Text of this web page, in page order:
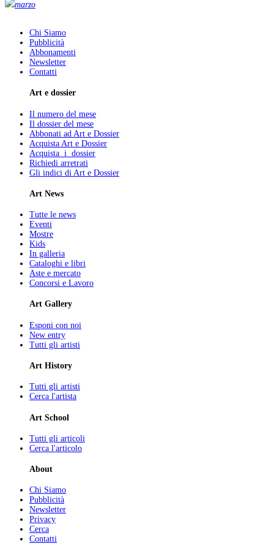
marzo
Chi Siamo
Pubblicità
Abbonamenti
Newsletter
Contatti
Art e dossier
Il numero del mese
Il dossier del mese
Abbonati ad Art e Dossier
Acquista Art e Dossier
Acquista i dossier
Richiedi arretrati
Gli indici di Art e Dossier
Art News
Tutte le news
Eventi
Mostre
Kids
In galleria
Cataloghi e libri
Aste e mercato
Concorsi e Lavoro
Art Gallery
Esponi con noi
New entry
Tutti gli artisti
Art History
Tutti gli artisti
Cerca l'artista
Art School
Tutti gli articoli
Cerca l'articolo
About
Chi Siamo
Pubblicità
Newsletter
Privacy
Cerca
Contatti